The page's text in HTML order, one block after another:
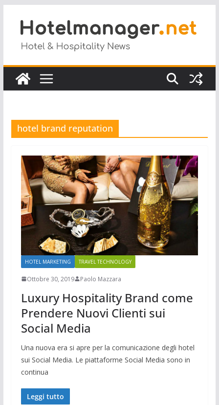
hotel brand reputation
HOTEL MARKETING TRAVEL TECHNOLOGY
Ottobre 30, 2019 Paolo Mazzara
Luxury Hospitality Brand come
Prendere Nuovi Clienti sui
Social Media
Una nuova era si apre per la comunicazione degli hotel
sui Social Media. Le piattaforme Social Media sono in
continua
Leggi tutto